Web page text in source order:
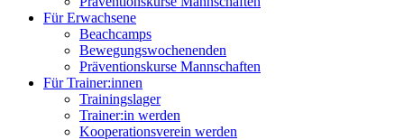
Für Erwachsene
Beachcamps
Bewegungswochenenden
Präventionskurse Mannschaften
Für Trainer:innen
Trainingslager
Trainer:in werden
Kooperationsverein werden